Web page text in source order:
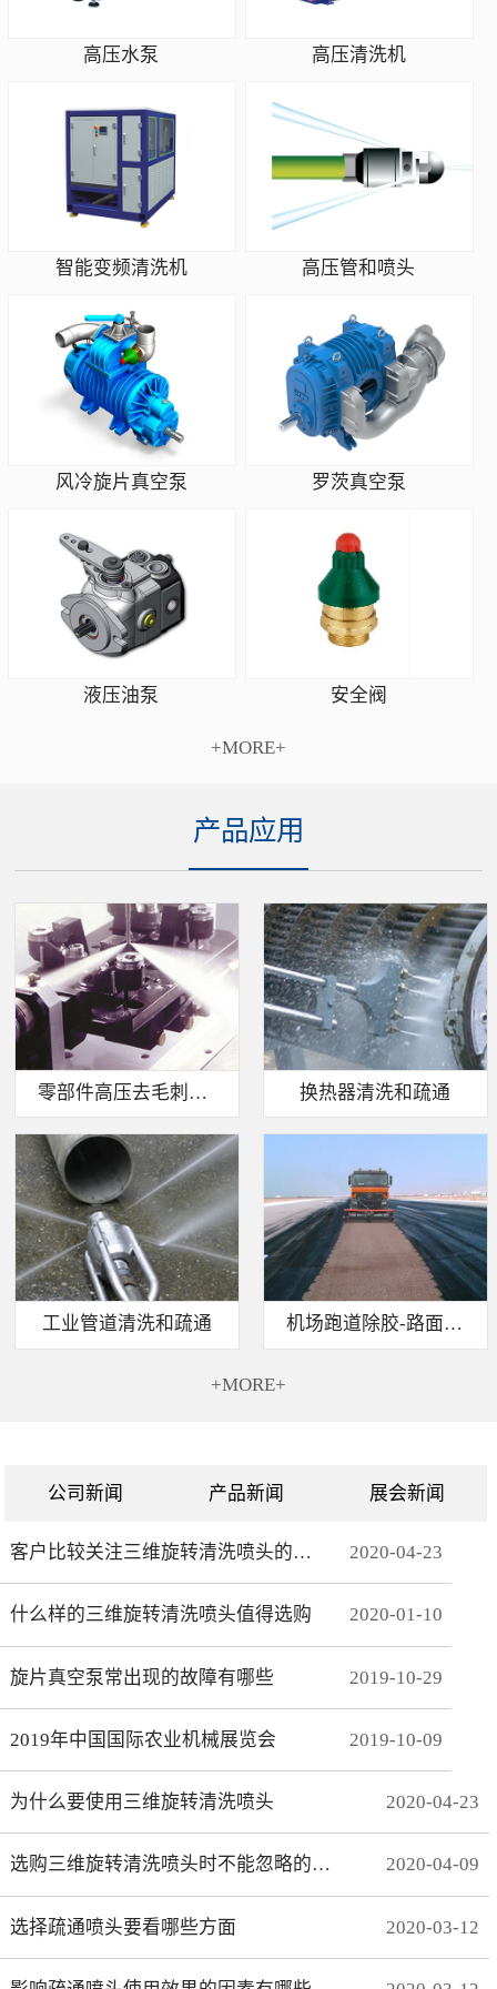
高压水泵 高压清洗机
智能变频清洗机 高压管和喷头
风冷旋片真空泵 罗茨真空泵
液压油泵 安全阀
+MORE+
产品应用
零部件高压去毛刺清洗 换热器清洗和疏通
工业管道清洗和疏通 机场跑道除胶-路面标线清除
+MORE+
公司新闻 产品新闻 展会新闻
客户比较关注三维旋转清洗喷头的哪些方面 2020-04-23
什么样的三维旋转清洗喷头值得选购 2020-01-10
旋片真空泵常出现的故障有哪些 2019-10-29
2019年中国国际农业机械展览会 2019-10-09
为什么要使用三维旋转清洗喷头 2020-04-23
选购三维旋转清洗喷头时不能忽略的事项有哪些 2020-04-09
选择疏通喷头要看哪些方面 2020-03-12